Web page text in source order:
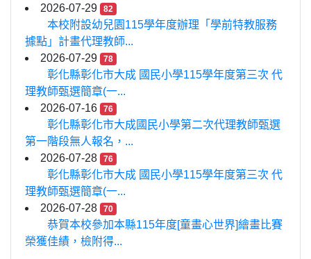
2026-07-29
82
本校附設幼兒園115學年度辦理「學前特教服務
據點」計畫代理教師...
2026-07-29
78
彰化縣彰化市大成 國民小學115學年度第三次 代
理教師甄選簡章(一...
2026-07-16
76
彰化縣彰化市大成國民小學第二次代理教師甄選
第一階段無人報名，...
2026-07-28
76
彰化縣彰化市大成 國民小學115學年度第三次 代
理教師甄選簡章(一...
2026-07-28
70
恭賀本校參加本縣115年度[童畫心世界]繪畫比賽
榮獲佳績，檢附得...